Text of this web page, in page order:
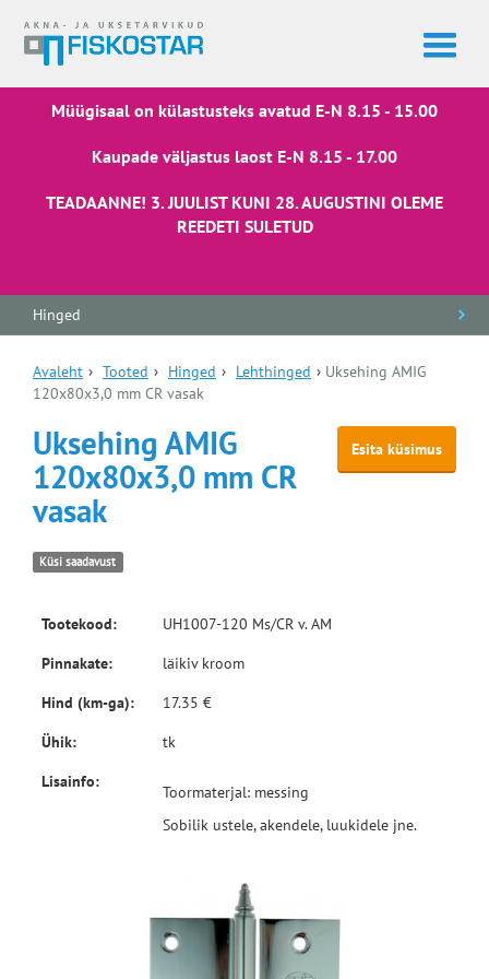
Müügisaal on külastusteks avatud E-N 8.15 - 15.00
Kaupade väljastus laost E-N 8.15 - 17.00
TEADAANNE! 3. JUULIST KUNI 28. AUGUSTINI OLEME
REEDETI SULETUD
Hinged
Avaleht › Tooted › Hinged › Lehthinged › Uksehing AMIG
120x80x3,0 mm CR vasak
Esita küsimus
Uksehing AMIG
120x80x3,0 mm CR
vasak
Küsi saadavust
Tootekood:
UH1007-120 Ms/CR v. AM
Pinnakate:
läikiv kroom
Hind (km-ga):
17.35 €
Ühik:
tk
Lisainfo:
Toormaterjal: messing
Sobilik ustele, akendele, luukidele jne.